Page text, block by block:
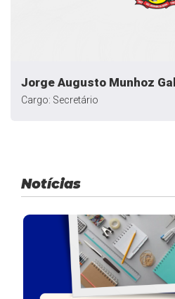
Jorge Augusto Munhoz
Cargo: Secretário
Notícias